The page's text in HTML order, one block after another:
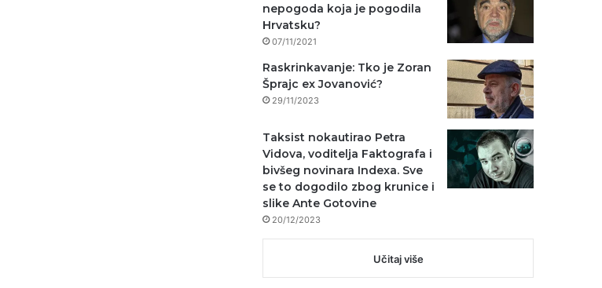
nepogoda koja je pogodila
Hrvatsku?
07/11/2021
Raskrinkavanje: Tko je Zoran
Šprajc ex Jovanović?
29/11/2023
Taksist nokautirao Petra
Vidova, voditelja Faktografa i
bivšeg novinara Indexa. Sve
se to dogodilo zbog krunice i
slike Ante Gotovine
20/12/2023
Učitaj više